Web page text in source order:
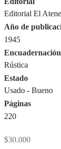
Editorial El
Año de
1945
Encuadernación
Rústica
Estado
Usado - Bueno
Páginas
220
$30.000